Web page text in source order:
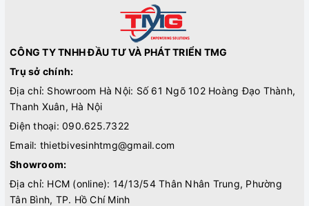
CÔNG TY TNHH ĐẦU TƯ VÀ PHÁT TRIỂN TMG
Trụ sở chính:
Địa chỉ: Showroom Hà Nội: Số 61 Ngõ 102 Hoàng Đạo Thành,
Thanh Xuân, Hà Nội
Điện thoại: 090.625.7322
Email: thietbivesinhtmg@gmail.com
Showroom:
Địa chỉ: HCM (online): 14/13/54 Thân Nhân Trung, Phường
Tân Bình, TP. Hồ Chí Minh